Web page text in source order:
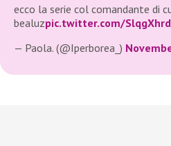
ecco la serie col comandante di
bealuzpic.twitter.com/
— Paola. (@Iperborea_)